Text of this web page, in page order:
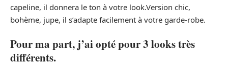
capeline, il donnera le ton à votre look.Version chic,
bohème, jupe, il s’adapte facilement à votre garde-robe.
Pour ma part, j’ai opté pour 3 looks très
différents.